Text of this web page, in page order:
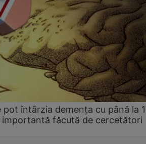
pot întârzia demența cu până la
importantă făcută de cercetători